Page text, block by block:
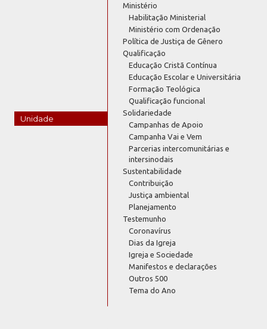
Unidade
Ministério
Habilitação Ministerial
Ministério com Ordenação
Política de Justiça de Gênero
Qualificação
Educação Cristã Contínua
Educação Escolar e Universitária
Formação Teológica
Qualificação funcional
Solidariedade
Campanhas de Apoio
Campanha Vai e Vem
Parcerias intercomunitárias e
intersinodais
Sustentabilidade
Contribuição
Justiça ambiental
Planejamento
Testemunho
Coronavírus
Dias da Igreja
Igreja e Sociedade
Manifestos e declarações
Outros 500
Tema do Ano